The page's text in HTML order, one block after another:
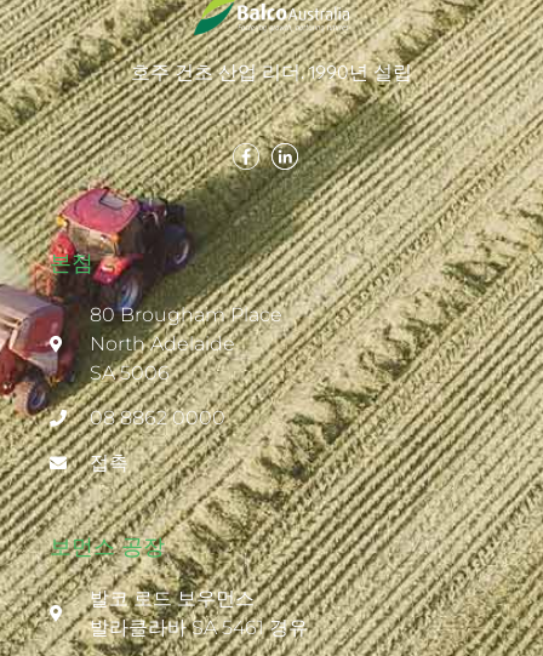
호주 건초 산업 리더. 1990년 설립
본점
80 Brougham Place
North Adelaide
SA 5006
08 8862 0000
접촉
보먼스 공장
발코 로드 보우먼스
발라클라바 SA 5461 경유